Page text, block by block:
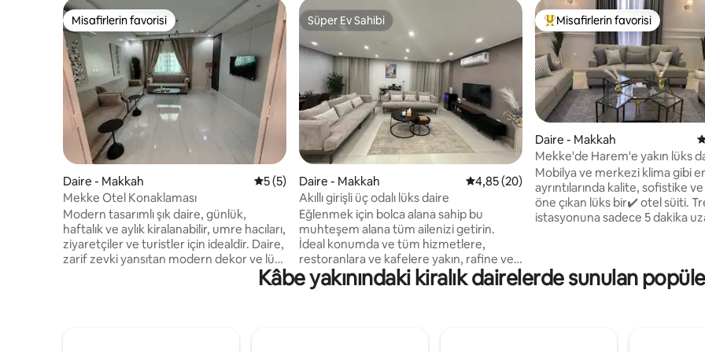
Misafirlerin favorisi
Misafirlerin favorisi
Daire - Makkah 5 üzerinden ortalama 5 puan, 5 değerlendirme
5 (5)
Mekke Otel Konaklaması
Modern tasarımlı şık daire, günlük,
haftalık ve aylık kiralanabilir, umre hacıları,
ziyaretçiler ve turistler için idealdir. Daire,
zarif zevki yansıtan modern dekor ve lüks
mobilyalarla tam bir konfor için geniş bir
alan sunuyor. Daire, restoranlar, kahve
Süper Ev Sahibi
Süper Ev Sahibi
Daire - Makkah 5 üzerinden ortalama 4,85 puan, 20
4,85 (20)
Akıllı girişli üç odalı lüks daire
Eğlenmek için bolca alana sahip bu
muhteşem alana tüm ailenizi getirin.
İdeal konumda ve tüm hizmetlere,
restoranlara ve kafelere yakın, rafine ve
entegre bir yerleşim ortamında
bulunduğu stratejik bir konum (Konut
Misafirlerin favorilerinden en
Misafirlerin favorisi
Daire - Makkah
Mekke'de Harem'e yakın lüks
Mobilya ve merkezi klima gibi
ayrıntılarında kalite, sofistike
öne çıkan lüks bir✔️ otel süiti. Tren
istasyonuna sadece 5 dakika
bulunmaktadır) Süitte konforlu bir otel
yatak odası ve büyük bir TV
Kâbe yakınındaki kiralık dairelerde sunulan